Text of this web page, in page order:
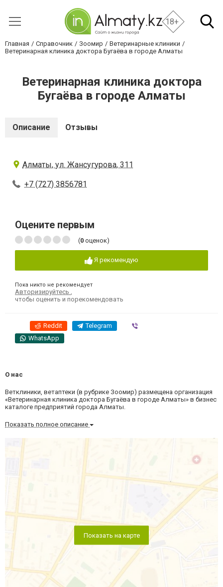
18+
Главная Справочник Зоомир
Ветеринарные клиники
Ветеринарная клиника доктора Бугаёва в городе Алматы
Ветеринарная клиника доктора
Бугаёва в городе Алматы
Описание Отзывы
Алматы, ул. Жансугурова, 311
+7 (727) 3856781
Оцените первым
(0 оценок)
Я рекомендую
Пока никто не рекомендует
Авторизируйтесь
чтобы оценить и порекомендовать
Reddit Telegram
WhatsApp
О нас
Ветклиники, ветаптеки (в рубрике Зоомир) размещена организация
«Ветеринарная клиника доктора Бугаёва в городе Алматы» в бизнес
каталоге предприятий города Алматы.
Показать полное описание
Показать на карте